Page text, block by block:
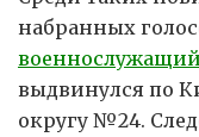
набранных
выдвинулся по
округу №24.